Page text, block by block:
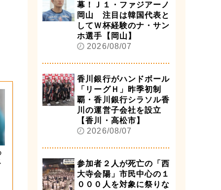
幕！Ｊ１・ファジアーノ
岡山 注目は韓国代表と
してＷ杯経験のナ・サン
ホ選手【岡山】
2026/08/07
香川銀行がハンドボール
「リーグＨ」昨季初制
覇・香川銀行シラソル香
川の運営子会社を設立
【香川・高松市】
2026/08/07
参加者２人が死亡の「西
大寺会陽」市民中心の１
０００人を対象に祭りな